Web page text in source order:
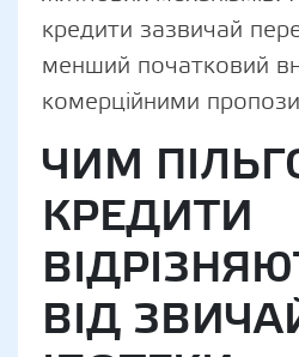
кредити зазвичай
менший початковий
комерційними
ЧИМ
КРЕДИТИ
ВІД